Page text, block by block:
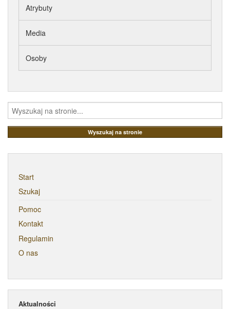
Atrybuty
Media
Osoby
Start
Szukaj
Pomoc
Kontakt
Regulamin
O nas
Aktualności